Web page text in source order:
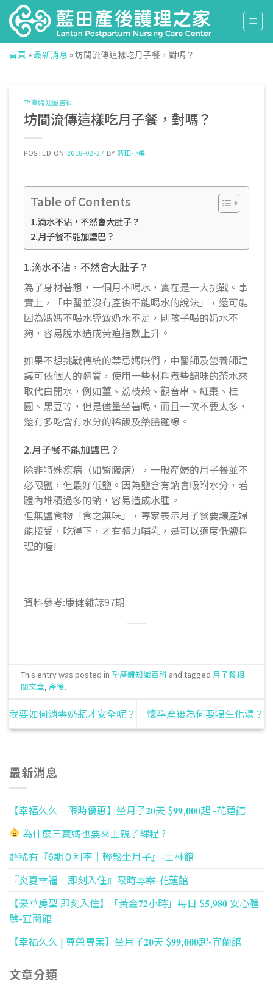
Skip
to
content
首頁 »最新消息 »坊間流傳這樣吃月子餐，對嗎？
孕產婦知識百科
坊間流傳這樣吃月子餐，對嗎？
POSTED ON 2018-02-27 BY藍田小編
Table of Contents
1.滴水不沾，不然會大肚子？
2.月子餐不能加鹽巴？
1.滴水不沾，不然會大肚子？
為了身材著想，一個月不喝水，實在是一大挑戰。事
實上，「中醫並沒有產後不能喝水的說法」，還可能
因為媽媽不喝水導致奶水不足，則孩子喝的奶水不
夠，容易脫水造成黃疸指數上升。
如果不想挑戰傳統的禁忌媽咪們，中醫師及營養師建
議可依個人的體質，使用一些材料煮些調味的茶水來
取代白開水，例如薑、荔枝殼、觀音串、紅棗、桂
圓、黑豆等，但是儘量坐著喝，而且一次不要太多，
還有多吃含有水分的稀飯及藥膳麵線。
2.月子餐不能加鹽巴？
除非特殊疾病（如腎臟病），一般產婦的月子餐並不
必限鹽，但最好低鹽。因為鹽含有鈉會吸附水分，若
體內堆積過多的鈉，容易造成水腫。
但無鹽食物「食之無味」，專家表示月子餐要讓產婦
能接受，吃得下，才有體力哺乳，是可以適度低鹽料
理的喔!
資料參考:康健雜誌97期
This entry was posted in孕產婦知識百科 and tagged 月子餐相
關文章, 產後.
我要如何消毒奶瓶才安全呢？ 懷孕產後為何要喝生化湯？
最新消息
【幸福久久｜限時優惠】坐月子𝟐𝟎天 $𝟗𝟗,𝟎𝟎𝟎起 -花蓮館
為什麼三寶媽也要來上親子課程 ?
超稀有『6期０利率｜輕鬆坐月子』-士林館
『炎夏幸福｜即刻入住』限時專案-花蓮館
【豪華房型 即刻入住】「黃金𝟕𝟐小時」每日 $𝟓,𝟗𝟖𝟎 安心體
驗-宜蘭館
【幸福久久 | 尊榮專案】坐月子𝟐𝟎天 $𝟗𝟗,𝟎𝟎𝟎起-宜蘭館
文章分類